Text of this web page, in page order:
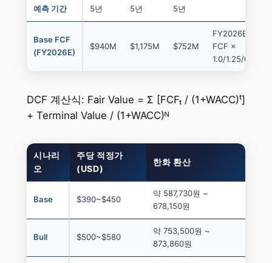
예측 기간 5년 5년 5년
Base FCF
(FY2026E)
$940M $1,175M $752M
FY2026E
FCF ×
1.0/1.25/0.80
DCF 계산식: Fair Value = Σ [FCFₜ / (1+WACC)ᵗ]
+ Terminal Value / (1+WACC)ᴺ
시나리
오
주당 적정가
(USD)
한화 환산
Base $390~$450
약 587,730원 ~
678,150원
Bull $500~$580
약 753,500원 ~
873,860원